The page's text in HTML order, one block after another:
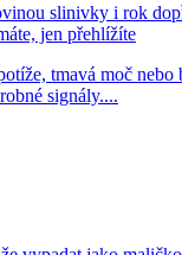
slinivky i rok
jen přehlížíte
tmavá moč
signály....